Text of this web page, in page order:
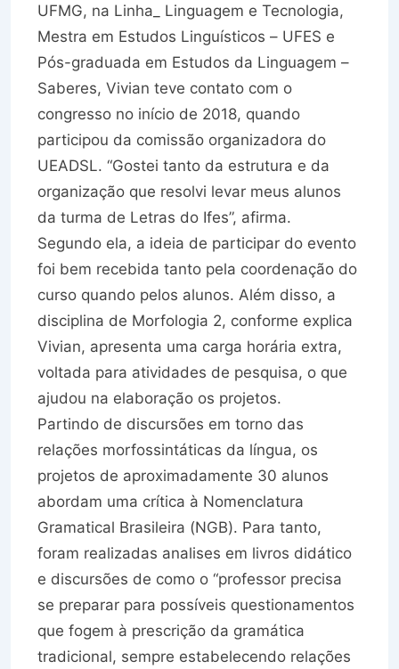
UFMG, na Linha_ Linguagem e Tecnologia,
Mestra em Estudos Linguísticos – UFES e
Pós-graduada em Estudos da Linguagem –
Saberes, Vivian teve contato com o
congresso no início de 2018, quando
participou da comissão organizadora do
UEADSL. “Gostei tanto da estrutura e da
organização que resolvi levar meus alunos
da turma de Letras do Ifes”, afirma.
Segundo ela, a ideia de participar do evento
foi bem recebida tanto pela coordenação do
curso quando pelos alunos. Além disso, a
disciplina de Morfologia 2, conforme explica
Vivian, apresenta uma carga horária extra,
voltada para atividades de pesquisa, o que
ajudou na elaboração os projetos.
Partindo de discursões em torno das
relações morfossintáticas da língua, os
projetos de aproximadamente 30 alunos
abordam uma crítica à Nomenclatura
Gramatical Brasileira (NGB). Para tanto,
foram realizadas analises em livros didático
e discursões de como o “professor precisa
se preparar para possíveis questionamentos
que fogem à prescrição da gramática
tradicional, sempre estabelecendo relações